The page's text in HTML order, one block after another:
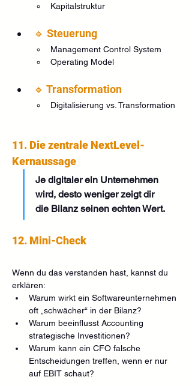
Kapitalstruktur
🔹 Steuerung
Management Control System
Operating Model
🔹 Transformation
Digitalisierung vs. Transformation
11. Die zentrale NextLevel-
Kernaussage
Je digitaler ein Unternehmen
wird, desto weniger zeigt dir
die Bilanz seinen echten Wert.
12. Mini-Check
Wenn du das verstanden hast, kannst du
erklären:
Warum wirkt ein Softwareunternehmen
oft „schwächer“ in der Bilanz?
Warum beeinflusst Accounting
strategische Investitionen?
Warum kann ein CFO falsche
Entscheidungen treffen, wenn er nur
auf EBIT schaut?